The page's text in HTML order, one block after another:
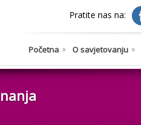
Pratite nas na:
Početna O savjetovanju